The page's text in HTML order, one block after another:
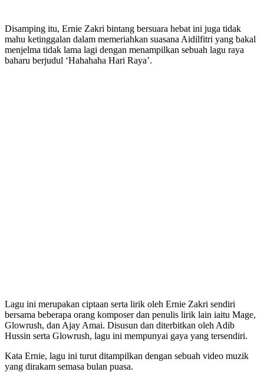
Disamping itu, Ernie Zakri bintang bersuara hebat ini juga tidak
mahu ketinggalan dalam memeriahkan suasana Aidilfitri yang bakal
menjelma tidak lama lagi dengan menampilkan sebuah lagu raya
baharu berjudul ‘Hahahaha Hari Raya’.
Lagu ini merupakan ciptaan serta lirik oleh Ernie Zakri sendiri
bersama beberapa orang komposer dan penulis lirik lain iaitu Mage,
Glowrush, dan Ajay Amai. Disusun dan diterbitkan oleh Adib
Hussin serta Glowrush, lagu ini mempunyai gaya yang tersendiri.
Kata Ernie, lagu ini turut ditampilkan dengan sebuah video muzik
yang dirakam semasa bulan puasa.